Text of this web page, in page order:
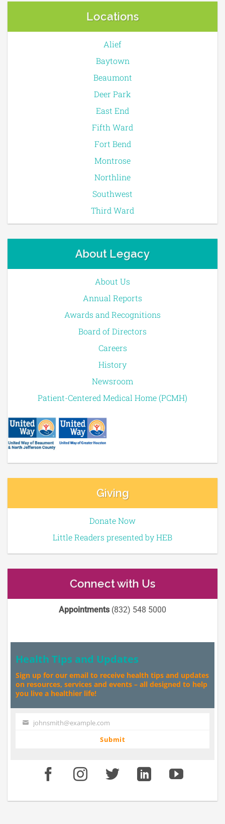
Locations
Alief
Baytown
Beaumont
Deer Park
East End
Fifth Ward
Fort Bend
Montrose
Northline
Southwest
Third Ward
About Legacy
About Us
Annual Reports
Awards and Recognitions
Board of Directors
Careers
History
Newsroom
Patient-Centered Medical Home (PCMH)
Giving
Donate Now
Little Readers presented by HEB
Connect with Us
Appointments(832) 548 5000
Health Tips and Updates
Sign up for our email to receive health tips and updates
on resources, services and events – all designed to help
you live a healthier life!
Your johnsmith@example.com
Submit